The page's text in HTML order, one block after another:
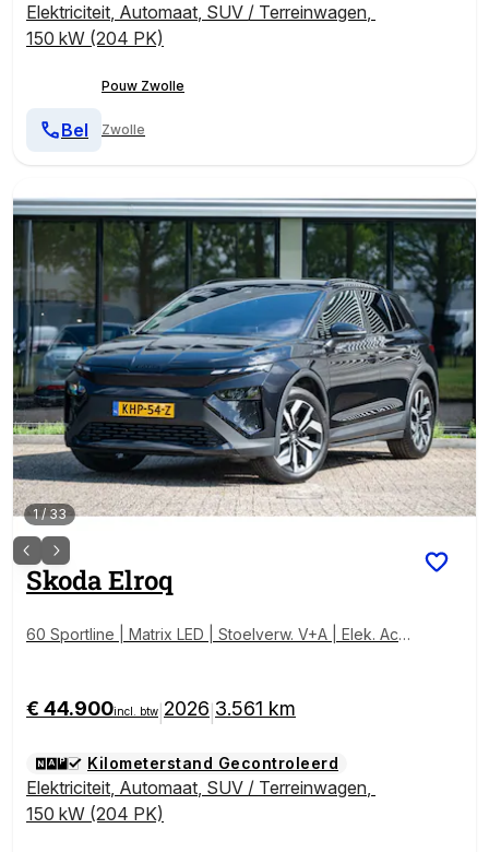
Elektriciteit, Automaat, SUV / Terreinwagen,
150 kW (204 PK)
Pouw Zwolle
Zwolle
Bel
1/33
SkodaElroq
60 Sportline | Matrix LED | Stoelverw. V+A | Elek. Ach
€ 44.900incl. btw 2026 3.561 km
Kilometerstand Gecontroleerd
Elektriciteit, Automaat, SUV / Terreinwagen,
150 kW (204 PK)